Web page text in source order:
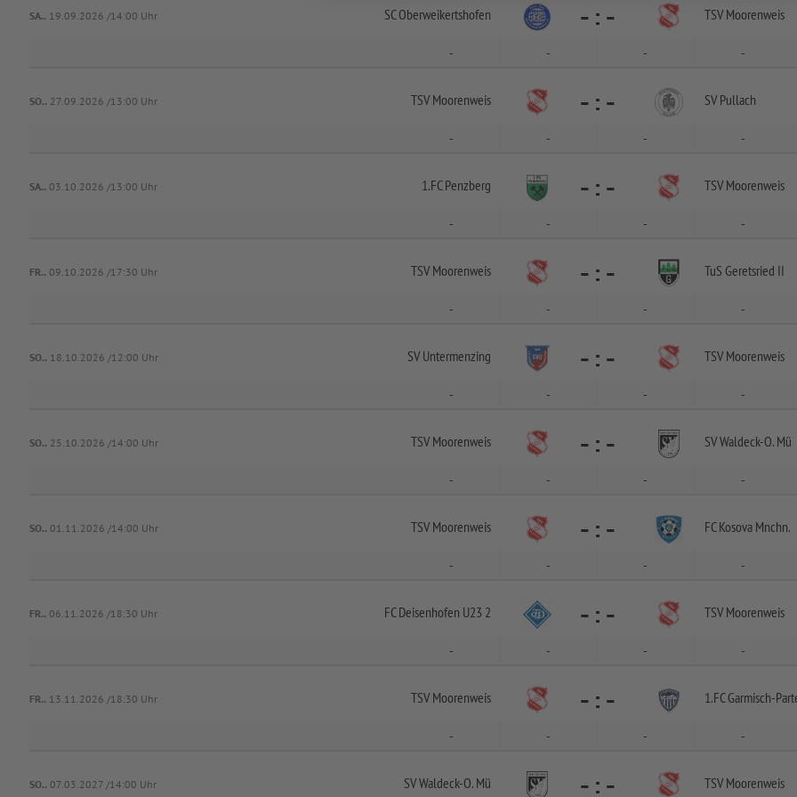
SA.. 19.09.2026 /14:00 Uhr SC Oberweikertshofen - : - TSV Moorenweis
- - - -
SO.. 27.09.2026 /13:00 Uhr TSV Moorenweis - : - SV Pullach
- - - -
SA.. 03.10.2026 /13:00 Uhr 1.FC Penzberg - : - TSV Moorenweis
- - - -
FR.. 09.10.2026 /17:30 Uhr TSV Moorenweis - : - TuS Geretsried II
- - - -
SO.. 18.10.2026 /12:00 Uhr SV Untermenzing - : - TSV Moorenweis
- - - -
SO.. 25.10.2026 /14:00 Uhr TSV Moorenweis - : - SV Waldeck-O. Mü
- - - -
SO.. 01.11.2026 /14:00 Uhr TSV Moorenweis - : - FC Kosova Mnchn.
- - - -
FR.. 06.11.2026 /18:30 Uhr FC Deisenhofen U23 2 - : - TSV Moorenweis
- - - -
FR.. 13.11.2026 /18:30 Uhr TSV Moorenweis - : - 1.FC Garmisch-
- - - -
SO.. 07.03.2027 /14:00 Uhr SV Waldeck-O. Mü - : - TSV Moorenweis